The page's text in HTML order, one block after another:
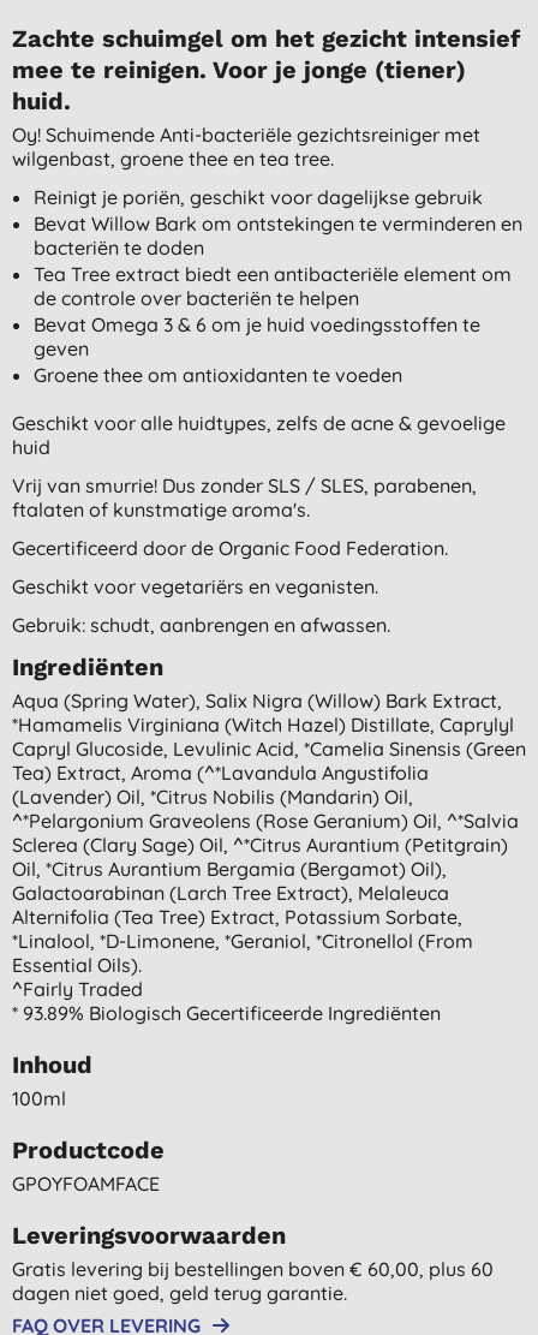
Zachte schuimgel om het gezicht intensief
mee te reinigen. Voor je jonge (tiener)
huid.
Oy! Schuimende Anti-bacteriële gezichtsreiniger met
wilgenbast, groene thee en tea tree.
Reinigt je poriën, geschikt voor dagelijkse gebruik
Bevat Willow Bark om ontstekingen te verminderen en
bacteriën te doden
Tea Tree extract biedt een antibacteriële element om
de controle over bacteriën te helpen
Bevat Omega 3 & 6 om je huid voedingsstoffen te
geven
Groene thee om antioxidanten te voeden
Geschikt voor alle huidtypes, zelfs de acne & gevoelige
huid
Vrij van smurrie! Dus zonder SLS / SLES, parabenen,
ftalaten of kunstmatige aroma's.
Gecertificeerd door de Organic Food Federation.
Geschikt voor vegetariërs en veganisten.
Gebruik: schudt, aanbrengen en afwassen.
Ingrediënten
Aqua (spring Water), Salix Nigra (willow) Bark Extract,
*hamamelis Virginiana (witch Hazel) Distillate, Caprylyl
Capryl Glucoside, Levulinic Acid, *camelia Sinensis (green
Tea) Extract, Aroma (^*lavandula Angustifolia
(lavender) Oil, *citrus Nobilis (mandarin) Oil,
^*pelargonium Graveolens (rose Geranium) Oil, ^*salvia
Sclerea (clary Sage) Oil, ^*citrus Aurantium (petitgrain)
Oil, *citrus Aurantium Bergamia (bergamot) Oil),
Galactoarabinan (larch Tree Extract), Melaleuca
Alternifolia (tea Tree) Extract, Potassium Sorbate,
*linalool, *d-Limonene, *geraniol, *citronellol (from
Essential Oils).
^fairly Traded
* 93.89% Biologisch Gecertificeerde Ingrediënten
Inhoud
100ml
Productcode
GPOYFOAMFACE
Leveringsvoorwaarden
Gratis levering bij bestellingen boven € 60,00, plus 60
dagen niet goed, geld terug garantie.
FAQ OVER LEVERING